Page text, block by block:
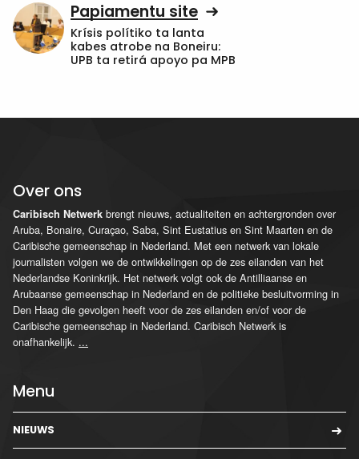
Papiamentu site
Krísis polítiko ta lanta
kabes atrobe na Boneiru:
UPB ta retirá apoyo pa MPB
Over ons
Caribisch Netwerk brengt nieuws, actualiteiten en achtergronden over
Aruba, Bonaire, Curaçao, Saba, Sint Eustatius en Sint Maarten en de
Caribische gemeenschap in Nederland. Met een netwerk van lokale
journalisten volgen we de ontwikkelingen op de zes eilanden van het
Nederlandse Koninkrijk. Het netwerk volgt ook de Antilliaanse en
Arubaanse gemeenschap in Nederland en de politieke besluitvorming in
Den Haag die gevolgen heeft voor de zes eilanden en/of voor de
Caribische gemeenschap in Nederland. Caribisch Netwerk is
onafhankelijk. ...
Menu
NIEUWS